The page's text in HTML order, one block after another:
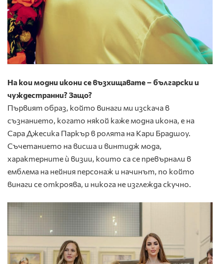
На кои модни икони се възхищавате – български и
чуждестранни? Защо?
Първият образ, който винаги ми изскача в
съзнанието, когато някой каже модна икона, е на
Сара Джесика Паркър в ролята на Кари Брадшоу.
Съчетанието на висша и винтидж мода,
характерните ѝ визии, които са се превърнали в
емблема на нейния персонаж и начинът, по който
винаги се откроява, и никога не изглежда скучно.